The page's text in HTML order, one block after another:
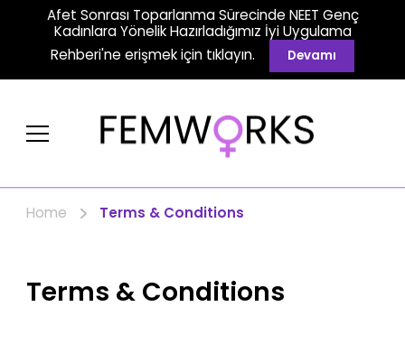
Afet Sonrası Toparlanma Sürecinde NEET Genç
Kadınlara Yönelik Hazırladığımız İyi Uygulama
Rehberi'ne erişmek için tıklayın.
Devamı
Home Terms & Conditions
Terms & Conditions